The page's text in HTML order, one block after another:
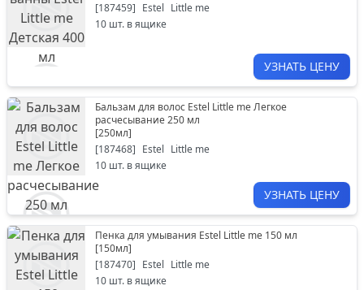
[187459] Estel Little me
10 шт. в ящике
УЗНАТЬ ЦЕНУ
Бальзам для волос Estel Little me Легкое
расчесывание 250 мл
[250мл]
[187468] Estel Little me
10 шт. в ящике
УЗНАТЬ ЦЕНУ
Пенка для умывания Estel Little me 150 мл
[150мл]
[187470] Estel Little me
10 шт. в ящике